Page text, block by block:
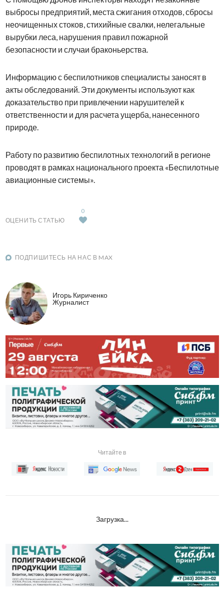
выбросы предприятий, места сжигания отходов, сбросы
неочищенных стоков, стихийные свалки, нелегальные
вырубки леса, нарушения правил пожарной
безопасности и случаи браконьерства.
Информацию с беспилотников специалисты заносят в
акты обследований. Эти документы используют как
доказательство при привлечении нарушителей к
ответственности и для расчета ущерба, нанесенного
природе.
Работу по развитию беспилотных технологий в регионе
проводят в рамках национального проекта «Беспилотные
авиационные системы».
ОЦЕНИТЬ СТАТЬЮ
0
ПОДПИШИТЕСЬ НА НАС В MAX
Игорь Кириченко
Журналист
Читайте в
Загрузка...